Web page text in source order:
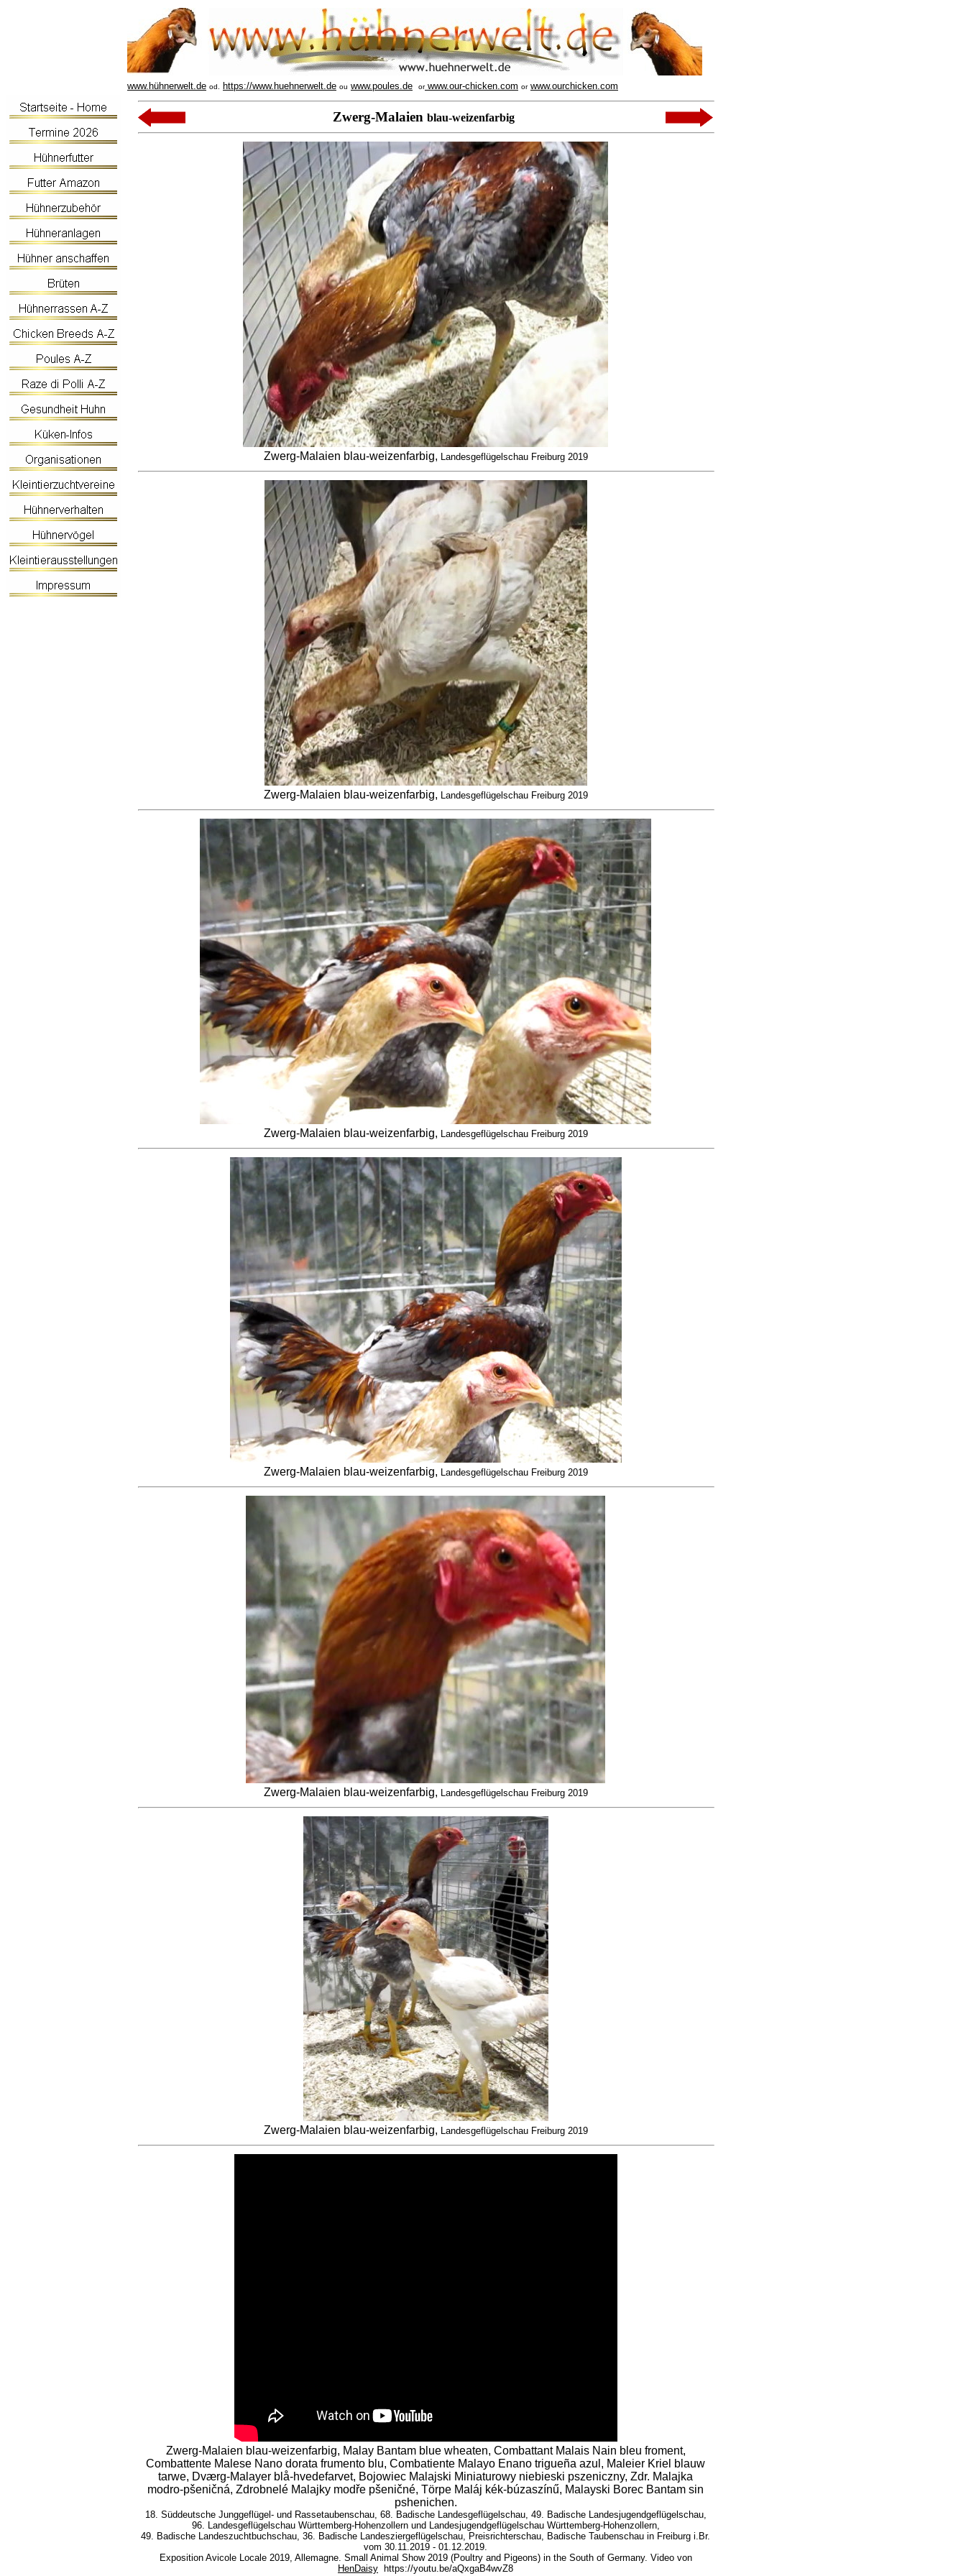
www.hühnerwelt.de od. https://www.huehnerwelt.de ou www.poules.de orwww.our-chicken.com or www.ourchicken.com
Zwerg-Malaien blau-weizenfarbig
Zwerg-Malaien blau-weizenfarbig, Landesgeflügelschau Freiburg 2019
Zwerg-Malaien blau-weizenfarbig, Landesgeflügelschau Freiburg 2019
Zwerg-Malaien blau-weizenfarbig, Landesgeflügelschau Freiburg 2019
Zwerg-Malaien blau-weizenfarbig, Landesgeflügelschau Freiburg 2019
Zwerg-Malaien blau-weizenfarbig, Landesgeflügelschau Freiburg 2019
Zwerg-Malaien blau-weizenfarbig, Landesgeflügelschau Freiburg 2019
Zwerg-Malaien blau-weizenfarbig, Malay Bantam blue wheaten, Combattant Malais Nain bleu froment,
Combattente Malese Nano dorata frumento blu, Combatiente Malayo Enano trigueña azul, Maleier Kriel blauw
tarwe, Dværg-Malayer blå-hvedefarvet, Bojowiec Malajski Miniaturowy niebieski pszeniczny, Zdr. Malajka
modro-pšeničná, Zdrobnelé Malajky modře pšeničné, Törpe Maláj kék-búzaszínű, Malayski Borec Bantam sin
pshenichen.
18. Süddeutsche Junggeflügel- und Rassetaubenschau, 68. Badische Landesgeflügelschau, 49. Badische Landesjugendgeflügelschau,
96. Landesgeflügelschau Württemberg-Hohenzollern und Landesjugendgeflügelschau Württemberg-Hohenzollern,
49. Badische Landeszuchtbuchschau, 36. Badische Landesziergeflügelschau, Preisrichterschau, Badische Taubenschau in Freiburg i.Br.
vom 30.11.2019 - 01.12.2019.
Exposition Avicole Locale 2019, Allemagne. Small Animal Show 2019 (Poultry and Pigeons) in the South of Germany. Video von
HenDaisy https://youtu.be/aQxgaB4wvZ8